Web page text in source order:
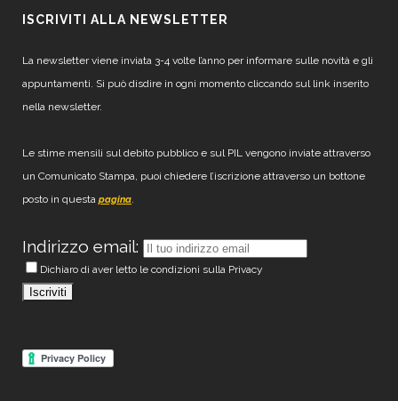
ISCRIVITI ALLA NEWSLETTER
La newsletter viene inviata 3-4 volte l’anno per informare sulle novità e gli
appuntamenti. Si può disdire in ogni momento cliccando sul link inserito
nella newsletter.
Le stime mensili sul debito pubblico e sul PIL vengono inviate attraverso
un Comunicato Stampa, puoi chiedere l’iscrizione attraverso un bottone
posto in questa pagina.
Indirizzo email:
Dichiaro di aver letto le condizioni sulla Privacy